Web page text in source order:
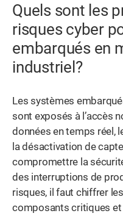
Quels sont les
risques cyber
embarqués en
industriel?
Les systèmes
sont exposés à l’accès
données en temps réel,
la désactivation de
compromettre la
des interruptions de
risques, il faut chiffrer
composants critiques et